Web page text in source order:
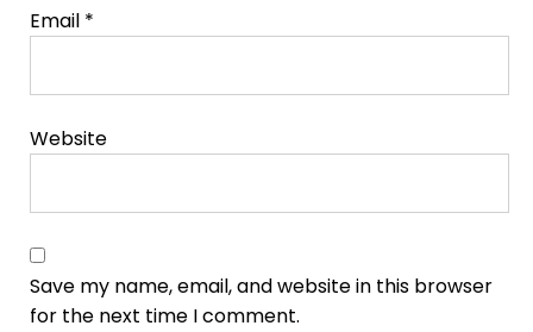
Email *
Website
Save my name, email, and website in this browser
for the next time I comment.